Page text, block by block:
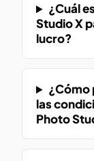
¿Cuál
Studio X
lucro?
¿Cómo
las
Photo